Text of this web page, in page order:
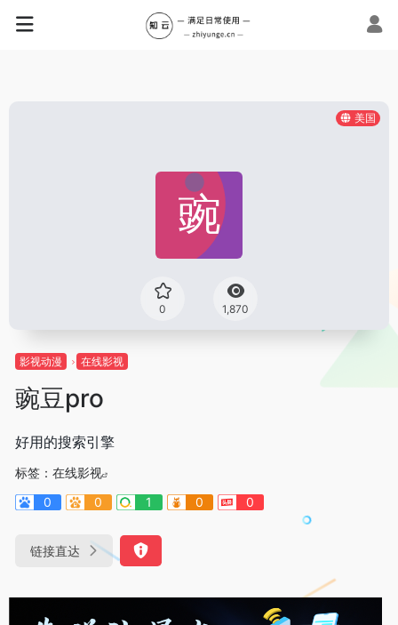
美国
0 1,870
影视动漫 在线影视
豌豆pro
好用的搜索引擎
标签： 在线影视
0
0 1 0 0
链接直达